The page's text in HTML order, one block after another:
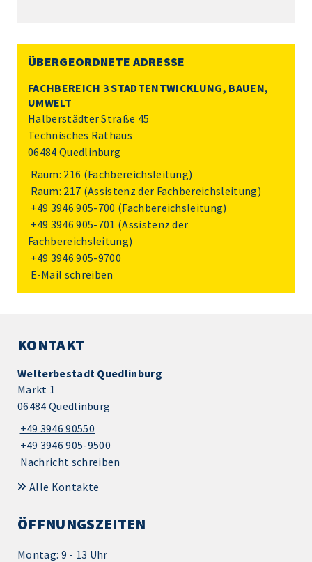
ÜBERGEORDNETE ADRESSE
FACHBEREICH 3 STADTENTWICKLUNG, BAUEN,
UMWELT
Halberstädter Straße 45
Technisches Rathaus
06484 Quedlinburg
Raum: 216 (Fachbereichsleitung)
Raum: 217 (Assistenz der Fachbereichsleitung)
+49 3946 905-700 (Fachbereichsleitung)
+49 3946 905-701 (Assistenz der
Fachbereichsleitung)
+49 3946 905-9700
E-Mail schreiben
KONTAKT
Welterbestadt Quedlinburg
Markt 1
06484 Quedlinburg
+49 3946 90550
+49 3946 905-9500
Nachricht schreiben
Alle Kontakte
ÖFFNUNGSZEITEN
Montag: 9 - 13 Uhr